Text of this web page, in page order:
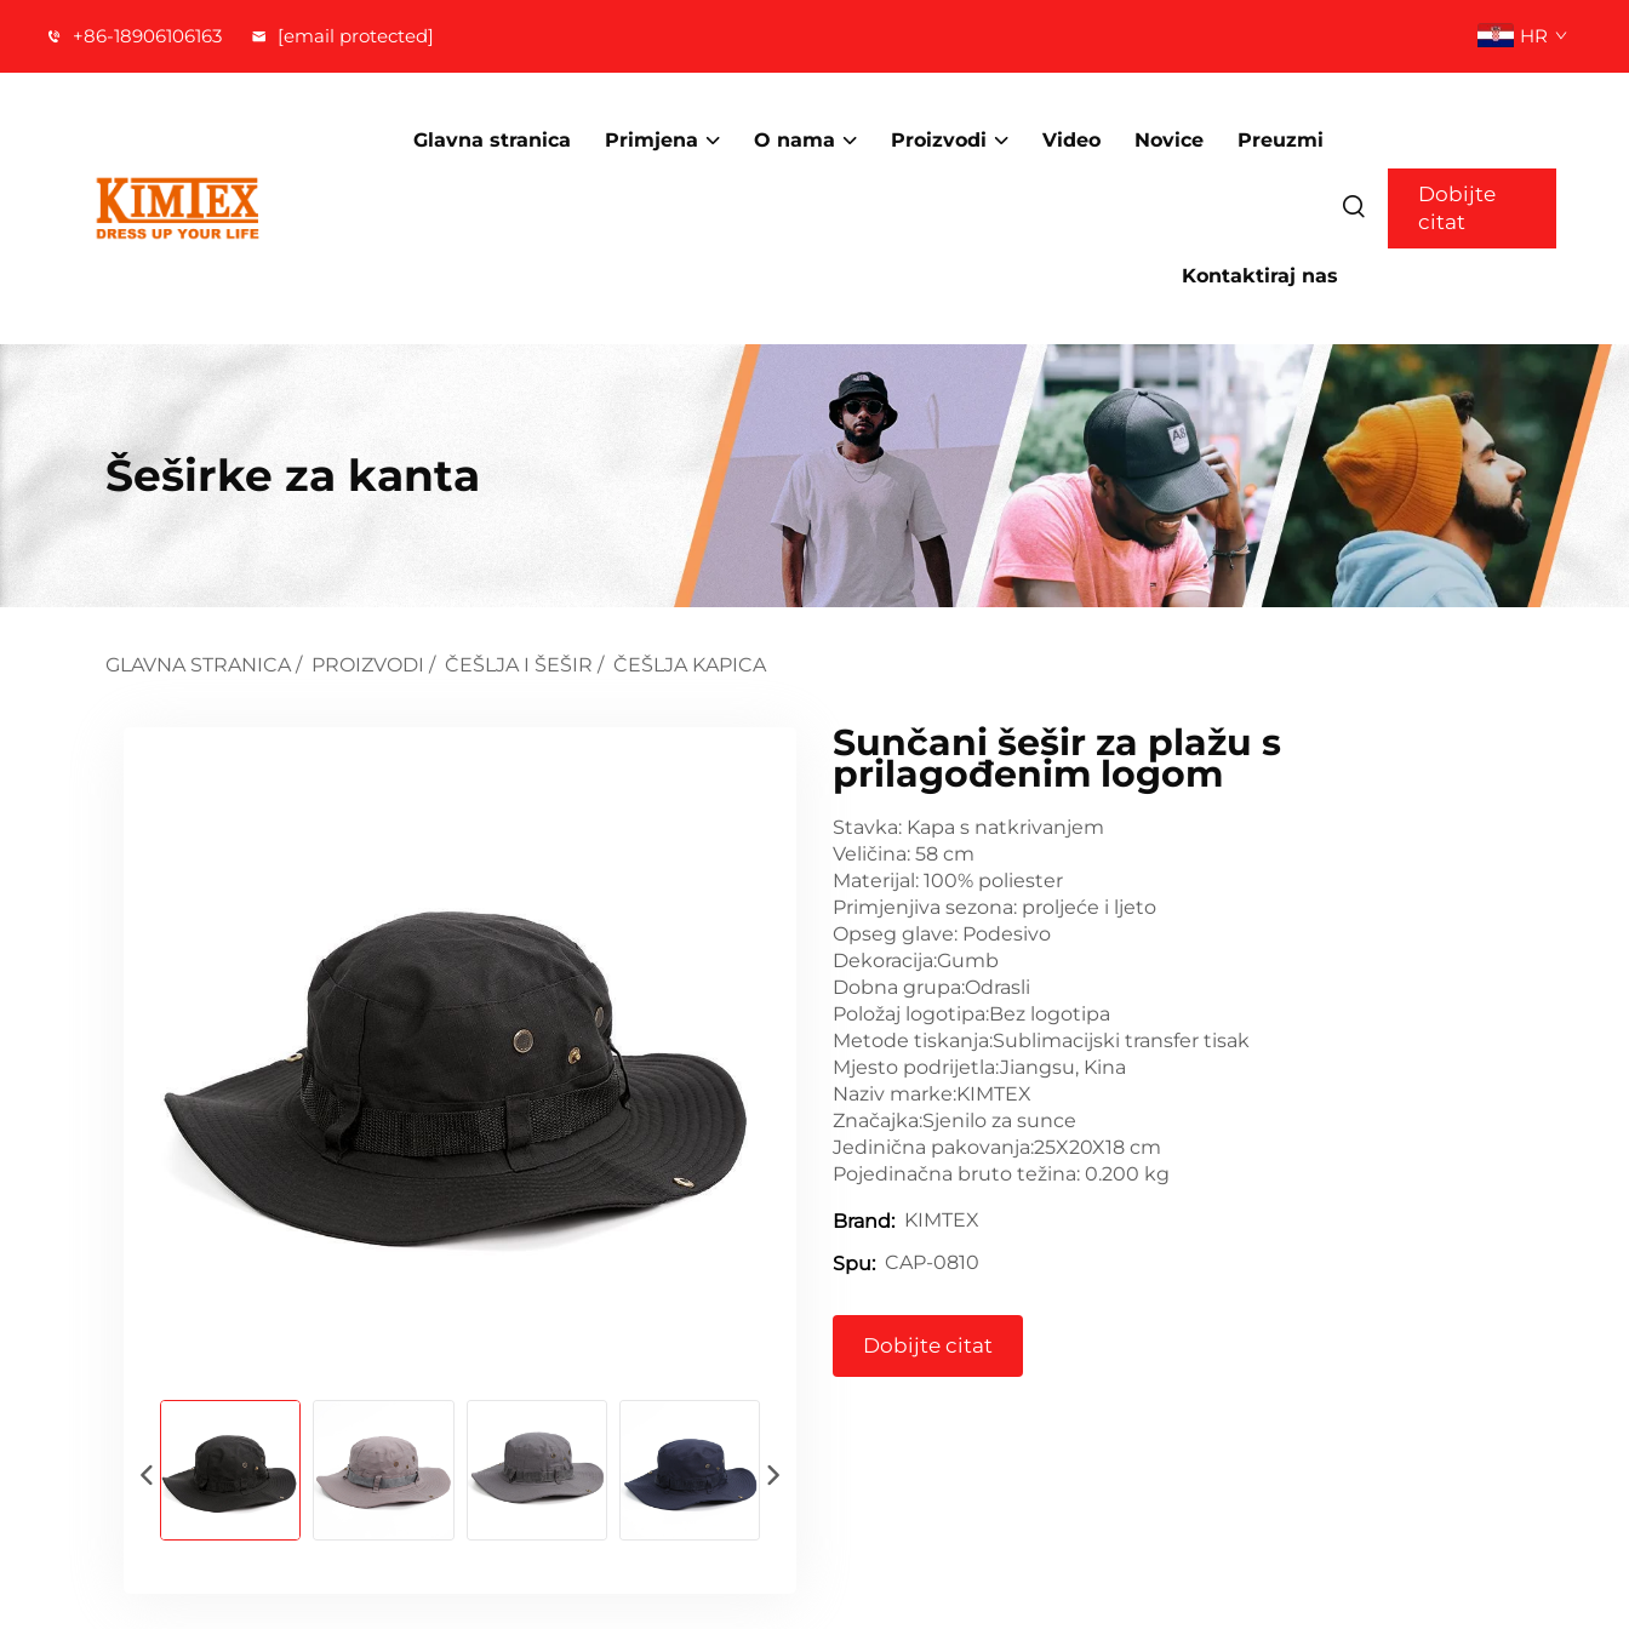
+86-18906106163 [email protected] HR
Glavna stranica Primjena O nama Proizvodi Video Novice Preuzmi
Kontaktiraj nas
Dobijte
citat
Šeširke za kanta
GLAVNA STRANICA / PROIZVODI / ČEŠLJA I ŠEŠIR / ČEŠLJA KAPICA
Sunčani šešir za plažu s
prilagođenim logom
Stavka: Kapa s natkrivanjem
Veličina: 58 cm
Materijal: 100% poliester
Primjenjiva sezona: proljeće i ljeto
Opseg glave: Podesivo
Dekoracija:Gumb
Dobna grupa:Odrasli
Položaj logotipa:Bez logotipa
Metode tiskanja:Sublimacijski transfer tisak
Mjesto podrijetla:Jiangsu, Kina
Naziv marke:KIMTEX
Značajka:Sjenilo za sunce
Jedinična pakovanja:25X20X18 cm
Pojedinačna bruto težina: 0.200 kg
Brand: KIMTEX
Spu: CAP-0810
Dobijte citat